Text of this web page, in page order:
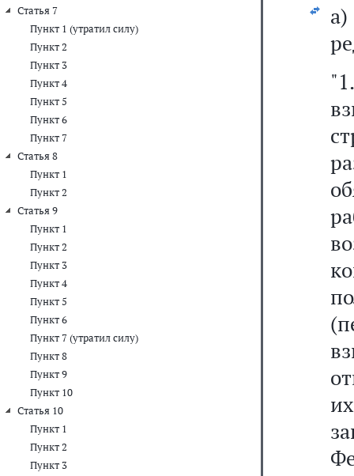
Статья 7
Пункт 1 (утратил силу)
Пункт 2
Пункт 3
Пункт 4
Пункт 5
Пункт 6
Пункт 7
Статья 8
Пункт 1
Пункт 2
Статья 9
Пункт 1
Пункт 2
Пункт 3
Пункт 4
Пункт 5
Пункт 6
Пункт 7 (утратил силу)
Пункт 8
Пункт 9
Пункт 10
Статья 10
Пункт 1
Пункт 2
Пункт 3